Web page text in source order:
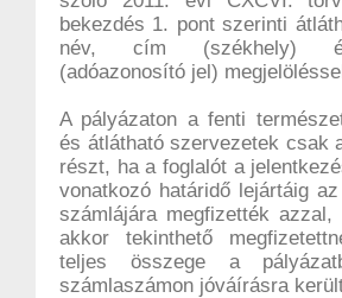
bekezdés 1. pont szerinti
név, cím (székhely)
(adóazonosító jel)
A pályázaton a fenti
és átlátható szervezetek csak
részt, ha a foglalót a
vonatkozó határidő lejártáig
számlájára megfizették
akkor tekinthető
teljes összege a
számlaszámon jóváírásra